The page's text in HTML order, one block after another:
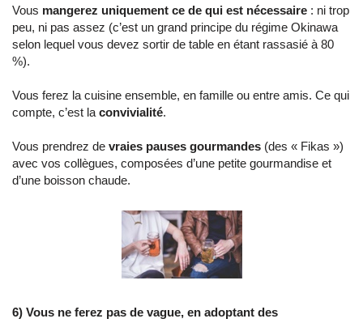
Vous mangerez uniquement ce de qui est nécessaire : ni trop
peu, ni pas assez (c’est un grand principe du régime Okinawa
selon lequel vous devez sortir de table en étant rassasié à 80
%).
Vous ferez la cuisine ensemble, en famille ou entre amis. Ce qui
compte, c’est la convivialité.
Vous prendrez de vraies pauses gourmandes (des « Fikas »)
avec vos collègues, composées d’une petite gourmandise et
d’une boisson chaude.
6) Vous ne ferez pas de vague, en adoptant des